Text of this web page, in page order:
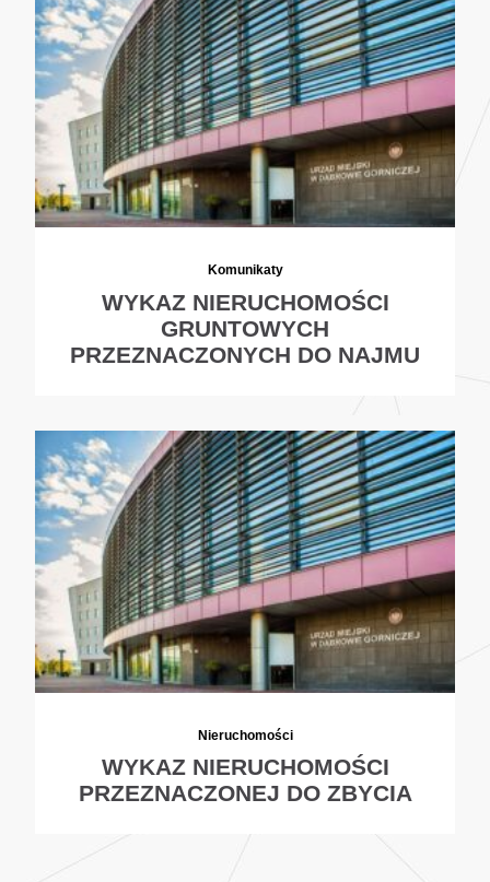
Komunikaty
WYKAZ NIERUCHOMOŚCI
GRUNTOWYCH
PRZEZNACZONYCH DO NAJMU
Nieruchomości
WYKAZ NIERUCHOMOŚCI
PRZEZNACZONEJ DO ZBYCIA